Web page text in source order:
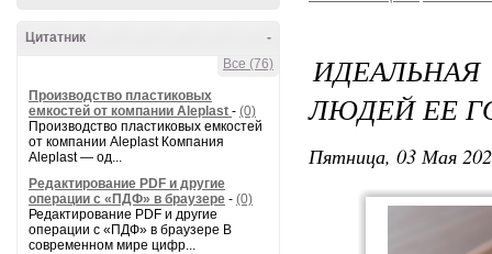
-
Цитатник
Все (76)
Производство пластиковых
емкостей от компании Aleplast - (0)
Производство пластиковых емкостей
от компании Aleplast Компания
Aleplast — од...
Редактирование PDF и другие
операции с «ПДФ» в браузере - (0)
Редактирование PDF и другие
операции с «ПДФ» в браузере В
современном мире цифр...
ЛЮДЕЙ ЕЕ
Пятница, 03 Мая